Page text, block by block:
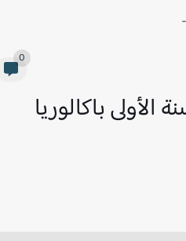
0
باكالوريا